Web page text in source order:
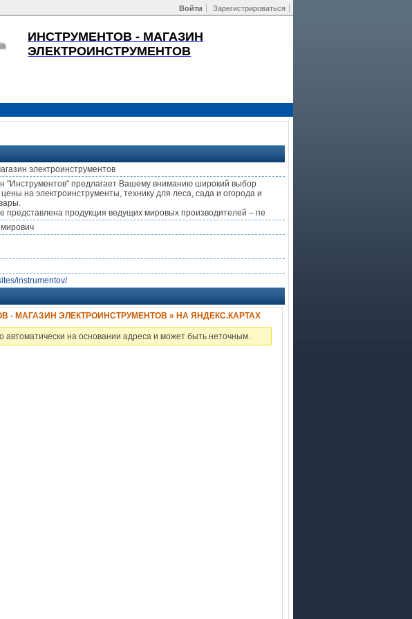
Войти Зарегистрироваться
ИНСТРУМЕНТОВ - МАГАЗИН
ЭЛЕКТРОИНСТРУМЕНТОВ
электроинструментов
"Инструментов" предлагает Вашему вниманию широкий выбор
на электроинструменты, технику для леса, сада и огорода и
представлена продукция ведущих мировых производителей – пе
instrumentov/
МАГАЗИН ЭЛЕКТРОИНСТРУМЕНТОВ » НА ЯНДЕКС.КАРТАХ
на основании адреса и может быть неточным.